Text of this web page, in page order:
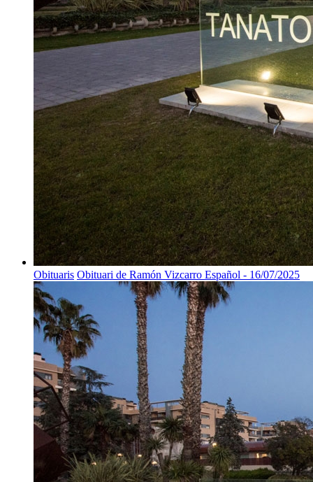
Obituaris Obituari de Ramón Vizcarro Español - 16/07/2025